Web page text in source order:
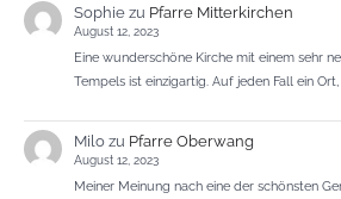
Sophiezu Pfarre Mitterkirchen
August 12, 2023
Eine wunderschöne Kirche mit einem sehr
Tempels ist einzigartig. Auf jeden Fall ein Ort,
Milozu Pfarre Oberwang
August 12, 2023
Meiner Meinung nach eine der schönsten